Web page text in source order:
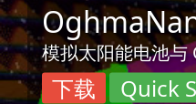
模拟太阳能电池与
下载 Quick